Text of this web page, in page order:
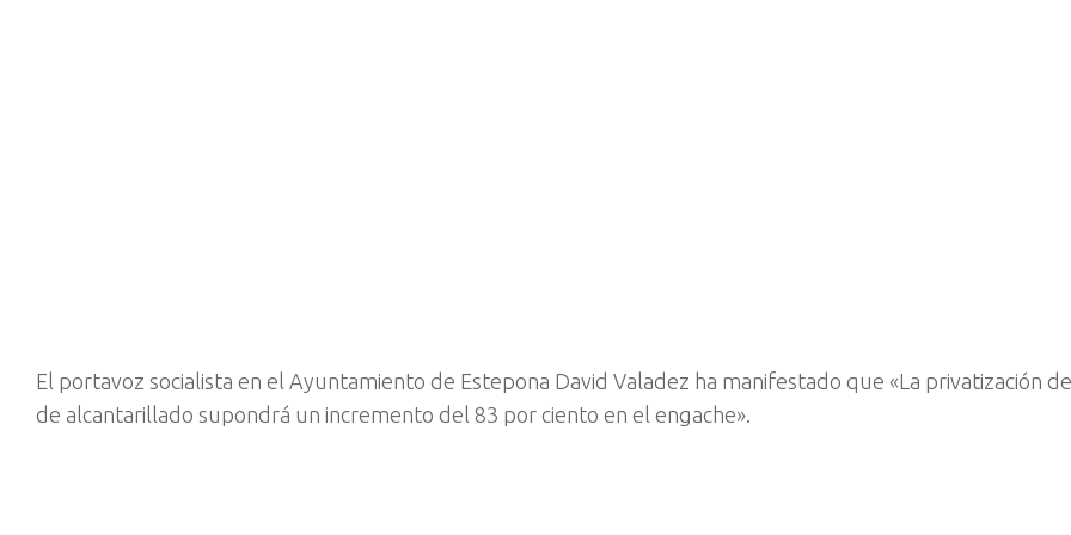
El portavoz socialista en el Ayuntamiento de Estepona David Valadez ha manifestado que «La privatización
de alcantarillado supondrá un incremento del 83 por ciento en el engache».